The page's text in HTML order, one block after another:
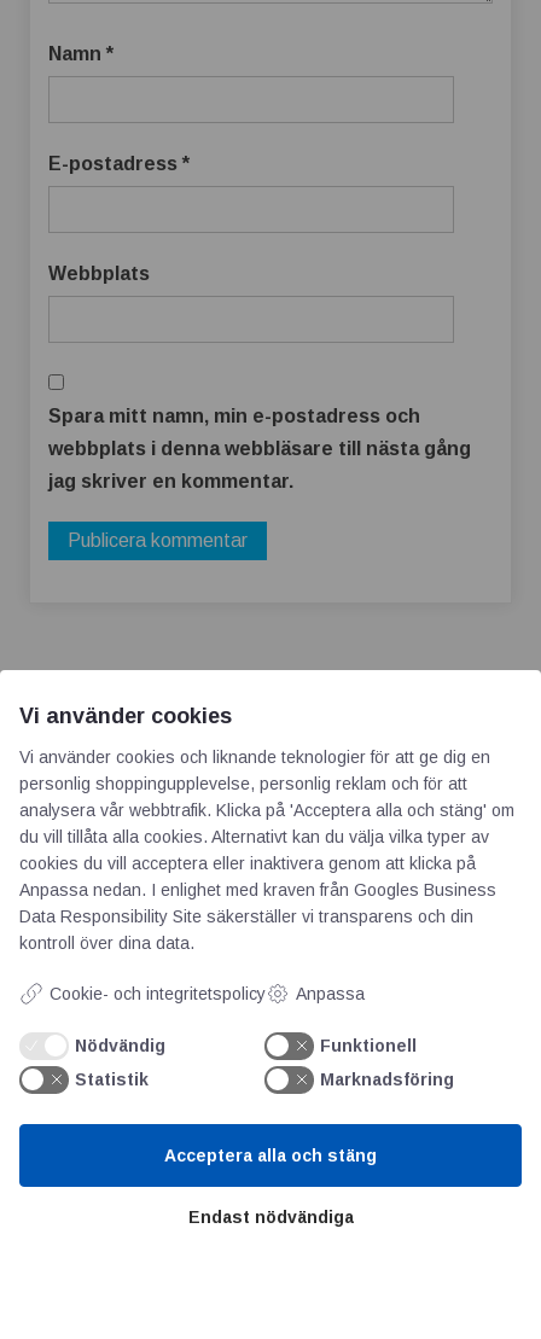
Namn *
E-postadress *
Webbplats
Spara mitt namn, min e-postadress och
webbplats i denna webbläsare till nästa gång
jag skriver en kommentar.
AOTI
Om oss
Kontakt
GDPR
Kunskapscentrum
SIFU
Chalmers Industriteknik
Vi använder cookies
Vi använder cookies och liknande teknologier för att ge dig en
personlig shoppingupplevelse, personlig reklam och för att
analysera vår webbtrafik. Klicka på 'Acceptera alla och stäng' om
du vill tillåta alla cookies. Alternativt kan du välja vilka typer av
cookies du vill acceptera eller inaktivera genom att klicka på
Anpassa nedan. I enlighet med kraven från Googles Business
Data Responsibility Site säkerställer vi transparens och din
kontroll över dina data.
Cookie- och integritetspolicy Anpassa
Nödvändig
Funktionell
Statistik
Marknadsföring
Endast nödvändiga
Acceptera alla och stäng